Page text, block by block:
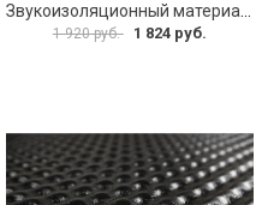
Звукоизоляционный материал Dreamcar Super Splong 10 SS-10M-S075100P1376
1 920 руб. 1 824 руб.